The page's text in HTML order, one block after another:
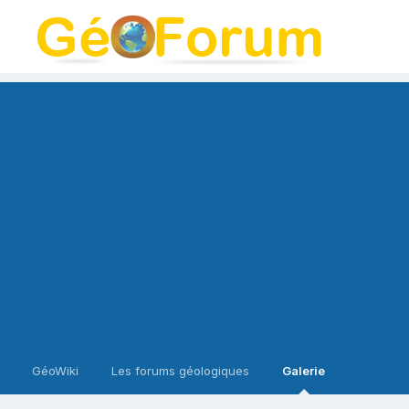
GéoWiki Les forums géologiques Galerie